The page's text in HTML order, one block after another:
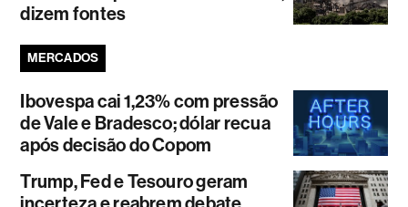
dizem fontes
MERCADOS
Ibovespa cai 1,23% com pressão
de Vale e Bradesco; dólar recua
após decisão do Copom
Trump, Fed e Tesouro geram